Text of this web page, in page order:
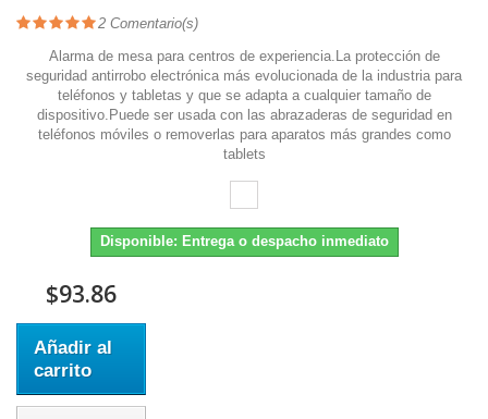
2 Comentario(s)
Alarma de mesa para centros de experiencia.La protección de
seguridad antirrobo electrónica más evolucionada de la industria para
teléfonos y tabletas y que se adapta a cualquier tamaño de
dispositivo.Puede ser usada con las abrazaderas de seguridad en
teléfonos móviles o removerlas para aparatos más grandes como
tablets
Disponible: Entrega o despacho inmediato
$93.86
Añadir al
carrito